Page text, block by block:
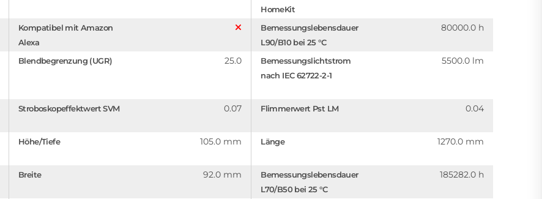
HomeKit
Kompatibel mit Amazon
Alexa
Bemessungslebensdauer
L90/B10 bei 25 °C
80000.0 h
Blendbegrenzung (UGR) 25.0
Bemessungslichtstrom
nach IEC 62722-2-1
5500.0 lm
Stroboskopeffektwert SVM 0.07 Flimmerwert Pst LM 0.04
Höhe/Tiefe 105.0 mm Länge 1270.0 mm
Breite 92.0 mm
Bemessungslebensdauer
L70/B50 bei 25 °C
185282.0 h